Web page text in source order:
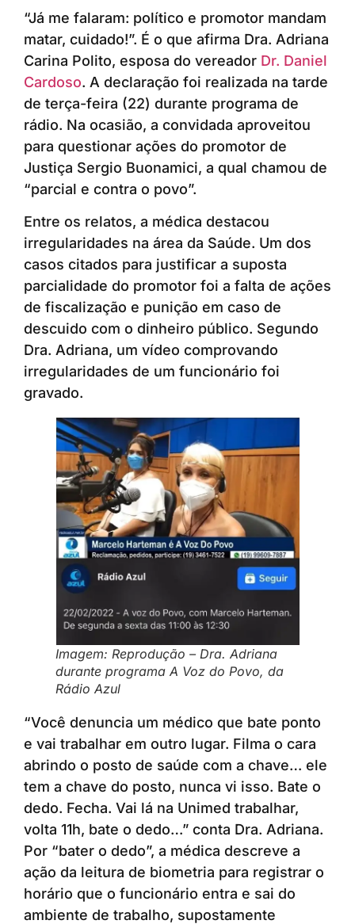
“Já me falaram: político e promotor mandam
matar, cuidado!”. É o que afirma Dra. Adriana
Carina Polito, esposa do vereador Dr. Daniel
Cardoso. A declaração foi realizada na tarde
de terça-feira (22) durante programa de
rádio. Na ocasião, a convidada aproveitou
para questionar ações do promotor de
Justiça Sergio Buonamici, a qual chamou de
“parcial e contra o povo”.
Entre os relatos, a médica destacou
irregularidades na área da Saúde. Um dos
casos citados para justificar a suposta
parcialidade do promotor foi a falta de ações
de fiscalização e punição em caso de
descuido com o dinheiro público. Segundo
Dra. Adriana, um vídeo comprovando
irregularidades de um funcionário foi
gravado.
Imagem: Reprodução – Dra. Adriana
durante programa A Voz do Povo, da
Rádio Azul
“Você denuncia um médico que bate ponto
e vai trabalhar em outro lugar. Filma o cara
abrindo o posto de saúde com a chave… ele
tem a chave do posto, nunca vi isso. Bate o
dedo. Fecha. Vai lá na Unimed trabalhar,
volta 11h, bate o dedo…” conta Dra. Adriana.
Por “bater o dedo”, a médica descreve a
ação da leitura de biometria para registrar o
horário que o funcionário entra e sai do
ambiente de trabalho, supostamente